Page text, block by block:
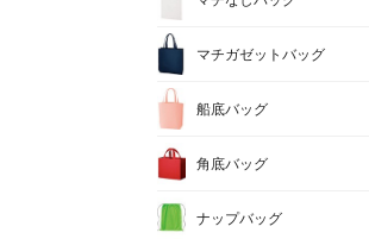
マチガゼットバッグ
船底バッグ
角底バッグ
ナップバッグ